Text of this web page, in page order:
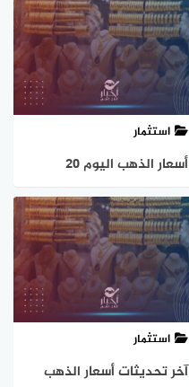
استثمار
أسعار الذهب اليوم ٢٠
ديسمبر في بداية التعاملات
الصباحية
استثمار
آخر تحديثات أسعار الذهب